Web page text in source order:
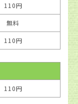
110円
無料
110円
110円